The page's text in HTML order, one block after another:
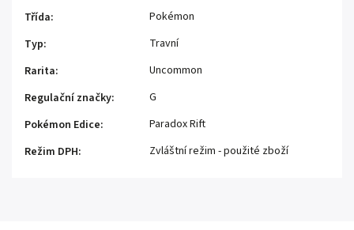
Třída:
Pokémon
Typ:
Travní
Rarita:
Uncommon
Regulační značky:
G
Pokémon Edice:
Paradox Rift
Režim DPH: Zvláštní režim - použité zboží